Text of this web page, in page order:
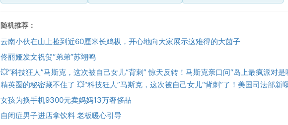
随机推荐：
云南小伙在山上捡到近60厘米长鸡枞，开心地向大家展示这难得的大菌子
佟丽娅发文祝贺“弟弟”苏翊鸣
💥“科技狂人”马斯克，这次被自己女儿“背刺” 惊天反转！马斯克亲口问“岛上最疯派对
精英圈的秘密藏不住了 💥“科技狂人”马斯克，这次被自己女儿“背刺”了！美国司法部新
女孩为换手机9300元卖妈妈13万奢侈品
自闭症男子进店拿饮料 老板暖心引导